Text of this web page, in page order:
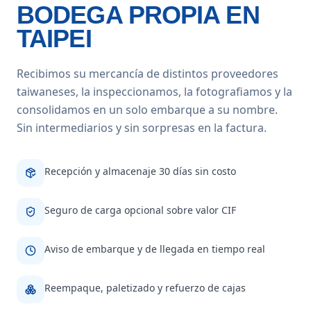
BODEGA PROPIA EN
TAIPEI
Recibimos su mercancía de distintos proveedores
taiwaneses, la inspeccionamos, la fotografiamos y la
consolidamos en un solo embarque a su nombre.
Sin intermediarios y sin sorpresas en la factura.
Recepción y almacenaje 30 días sin costo
Seguro de carga opcional sobre valor CIF
Aviso de embarque y de llegada en tiempo real
Reempaque, paletizado y refuerzo de cajas